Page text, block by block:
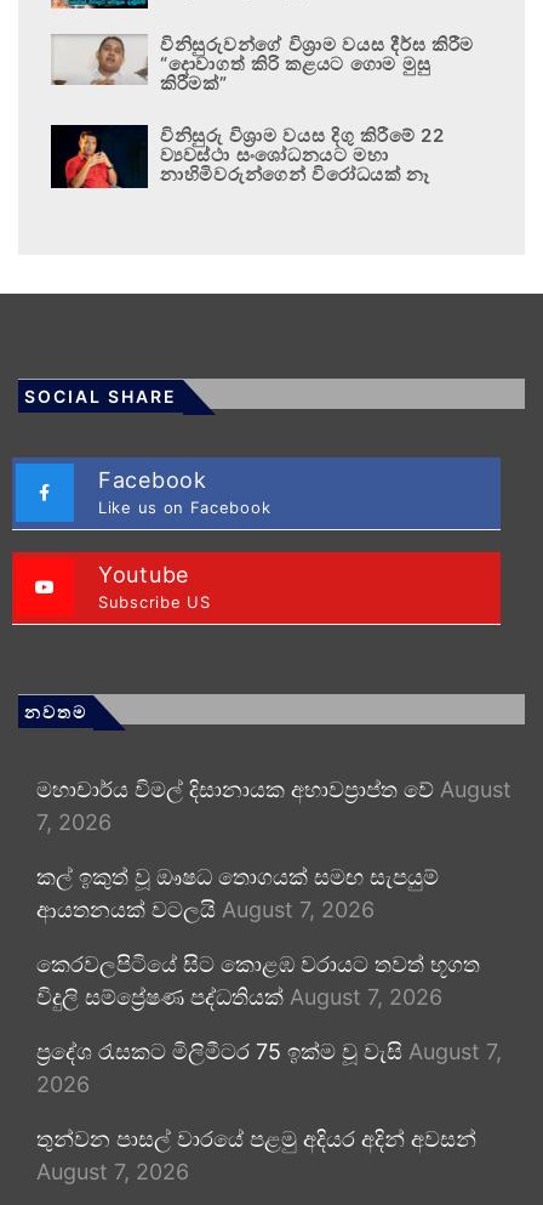
විනිසුරුවන්ගේ විශ්‍රාම වයස දීර්ඝ කිරීම
“දොවාගත් කිරි කළයට ගොම මුසු
කිරීමක්”
විනිසුරු විශ්‍රාම වයස දිගු කිරීමේ 22
ව්‍යවස්ථා සංශෝධනයට මහා
නාහිමිවරුන්ගෙන් විරෝධයක් නෑ
SOCIAL SHARE
Facebook
Like us on Facebook
Youtube
Subscribe US
නවතම
මහාචාර්ය විමල් දිසානායක අභාවප්‍රාප්ත වේ August
7, 2026
කල් ඉකුත් වූ ඖෂධ තොගයක් සමඟ සැපයුම්
ආයතනයක් වටලයි August 7, 2026
කෙරවලපිටියේ සිට කොළඹ වරායට තවත් භූගත
විදුලි සම්ප්‍රේෂණ පද්ධතියක් August 7, 2026
ප්‍රදේශ රැසකට මිලිමීටර 75 ඉක්ම වූ වැසි August 7,
2026
තුන්වන පාසල් වාරයේ පළමු අදියර අදින් අවසන්
August 7, 2026